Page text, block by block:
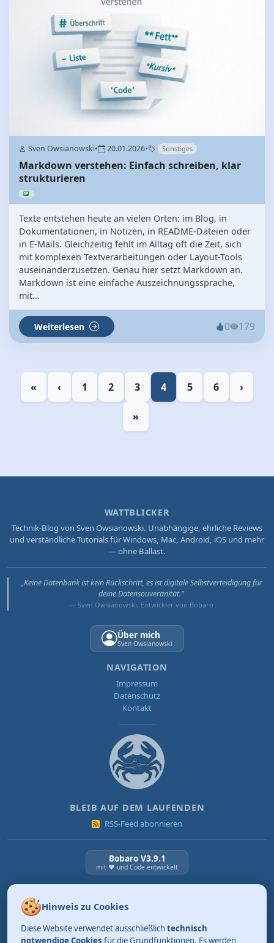
Sven Owsianowski• 20.01.2026• Sonstiges
Markdown verstehen: Einfach schreiben, klar
strukturieren
Texte entstehen heute an vielen Orten: im Blog, in
Dokumentationen, in Notizen, in README-Dateien oder
in E-Mails. Gleichzeitig fehlt im Alltag oft die Zeit, sich
mit komplexen Textverarbeitungen oder Layout-Tools
auseinanderzusetzen. Genau hier setzt Markdown an.
Markdown ist eine einfache Auszeichnungssprache,
mit...
Weiterlesen 0 179
« ‹ 1 2 3 4 5 6 ›
»
WATTBLICKER
Technik-Blog von Sven Owsianowski. Unabhängige, ehrliche Reviews
und verständliche Tutorials für Windows, Mac, Android, iOS und mehr
— ohne Ballast.
„Keine Datenbank ist kein Rückschritt, es ist digitale Selbstverteidigung für
deine Datensouveränität."
— Sven Owsianowski, Entwickler von Bobaro
Über mich
Sven Owsianowski
NAVIGATION
Impressum
Datenschutz
Kontakt
BLEIB AUF DEM LAUFENDEN
RSS-Feed abonnieren
Bobaro V3.9.1
mit ❤️ und Code entwickelt
03.08.2026
Review: Tidy. Aufräumen kann so einfach sein.
Hinweis zu Cookies
Diese Website verwendet ausschließlichtechnisch
notwendige Cookies für die Grundfunktionen. Es werden